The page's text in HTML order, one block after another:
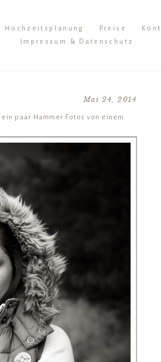
Hochzeitsplanung Preise
Impressum & Datenschutz
Mai 24, 2014
paar Hammer Fotos von einem